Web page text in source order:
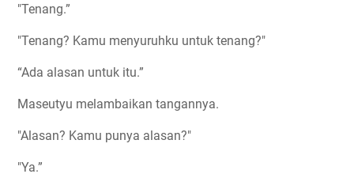
"Tenang.”
"Tenang? Kamu menyuruhku untuk tenang?"
“Ada alasan untuk itu.”
Maseutyu melambaikan tangannya.
"Alasan? Kamu punya alasan?"
"Ya.”